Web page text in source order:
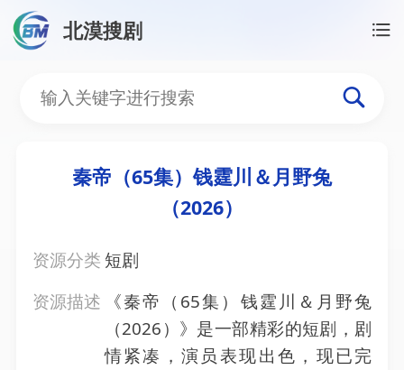
北漠搜剧
秦帝（65集）钱霆川＆月
秦帝（65集）钱霆川＆月野兔
（2026）
资源分类 短剧
资源描述
《秦帝（65集）钱霆川＆月野兔
（2026）》是一部精彩的短剧，剧
情紧凑，演员表现出色，现已完